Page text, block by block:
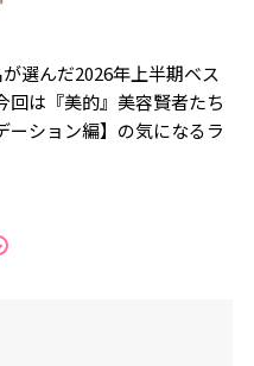
選んだ2026年上半期ベス
回は『美的』美容賢者たち
ーション編】の気になるラ